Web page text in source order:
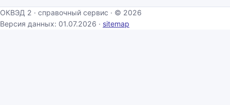
ОКВЭД 2 · справочный сервис · © 2026
Версия данных: 01.07.2026 · sitemap